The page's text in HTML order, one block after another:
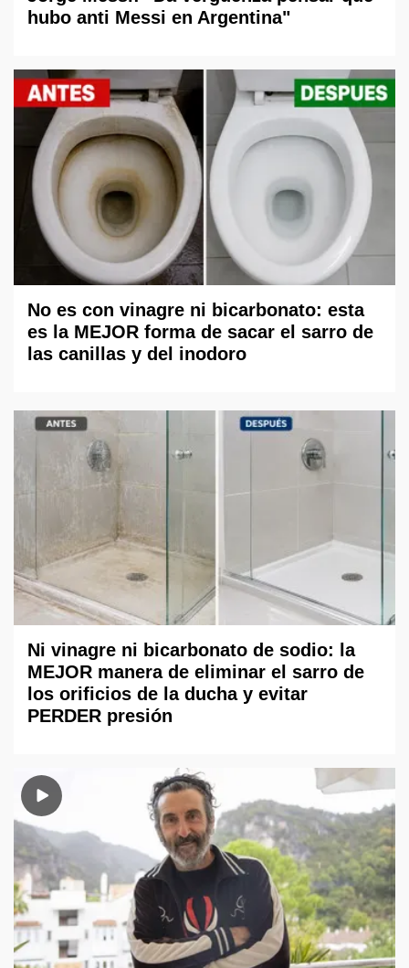
hubo anti Messi en Argentina"
No es con vinagre ni bicarbonato: esta
es la MEJOR forma de sacar el sarro de
las canillas y del inodoro
Ni vinagre ni bicarbonato de sodio: la
MEJOR manera de eliminar el sarro de
los orificios de la ducha y evitar
PERDER presión